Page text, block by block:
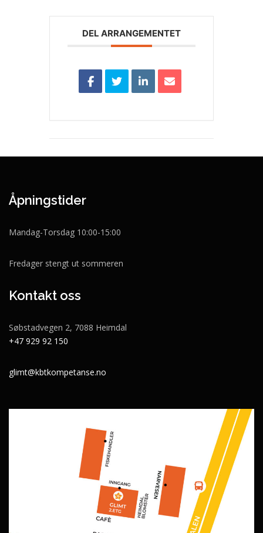
DEL ARRANGEMENTET
Åpningstider
Mandag-Torsdag 10:00-15:00
Fredager stengt ut sommeren
Kontakt oss
Søbstadvegen 2, 7088 Heimdal
+47 929 92 150
glimt@kbtkompetanse.no